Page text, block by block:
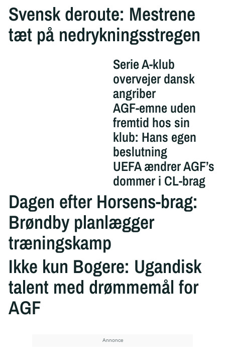
Svensk deroute: Mestrene
tæt på nedrykningsstregen
Serie A-klub
overvejer dansk
angriber
AGF-emne uden
fremtid hos sin
klub: Hans egen
beslutning
UEFA ændrer AGF’s
dommer i CL-brag
Dagen efter Horsens-brag:
Brøndby planlægger
træningskamp
Ikke kun Bogere: Ugandisk
talent med drømmemål for
AGF